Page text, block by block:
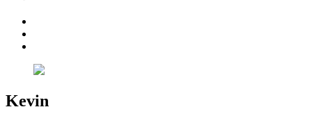
Kevin